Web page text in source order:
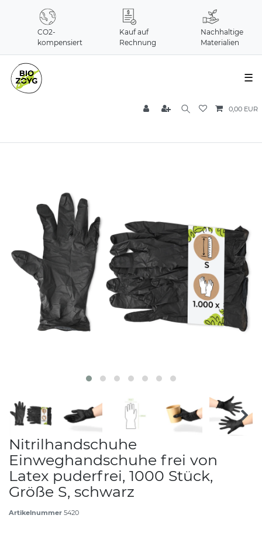
CO2-
kompensiert
Kauf auf
Rechnung
Nachhaltige
Materialien
☰
0,00 EUR
Nitrilhandschuhe
Einweghandschuhe frei von
Latex puderfrei, 1000 Stück,
Größe S, schwarz
Artikelnummer 5420